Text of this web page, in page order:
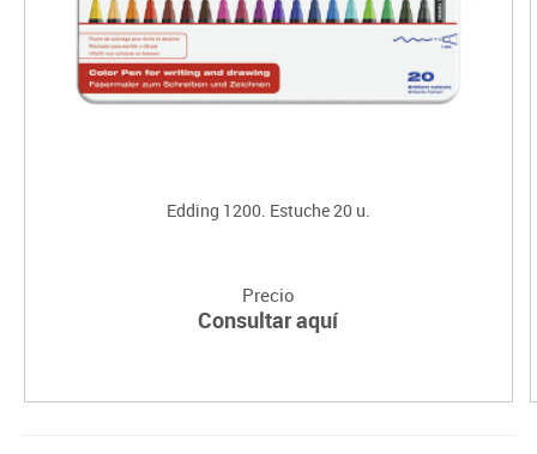
Edding 1200. Estuche 20 u.
Precio
Consultar aquí